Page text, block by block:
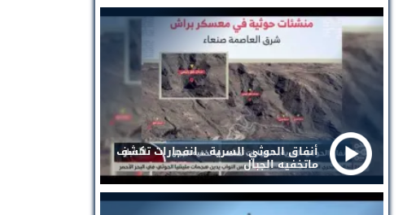
أنفاق الحوثي السرية .. انفجارات تكشف
ماتخفيه الجبال